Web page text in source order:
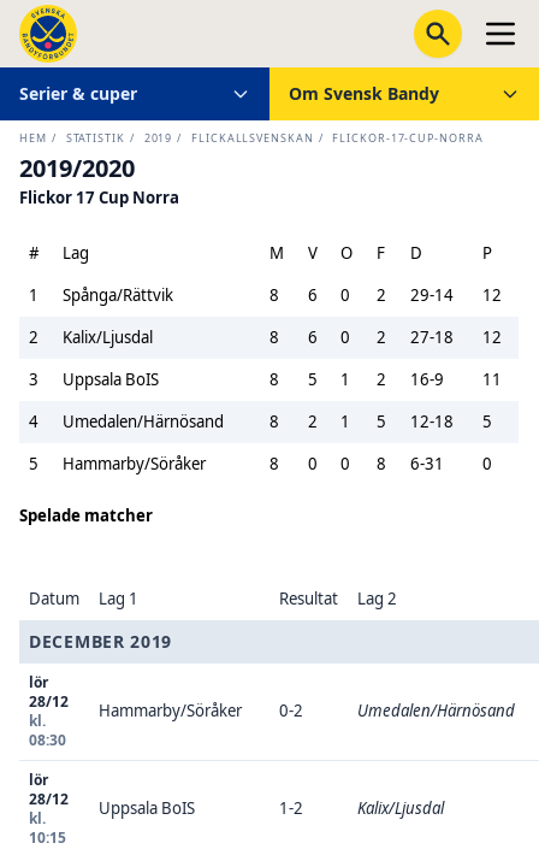
Serier & cuper Om Svensk Bandy
HEM / STATISTIK / 2019 / FLICKALLSVENSKAN / FLICKOR-17-CUP-NORRA
2019/2020
Flickor 17 Cup Norra
# Lag M V O F D
P
1
Spånga/Rättvik 8 6 0 2 29-14
12
2
Kalix/Ljusdal 8 6 0 2 27-18
12
3
Uppsala BoIS 8 5 1 2 16-9
11
4
Umedalen/Härnösand 8 2 1 5 12-18
5
5
Hammarby/Söråker 8 0 0 8 6-31 0
Spelade matcher
Datum Lag 1 Resultat Lag 2
DECEMBER 2019
lör
28/12
kl.
08:30
Hammarby/Söråker 0-2 Umedalen/Härnösand
lör
28/12
kl.
10:15
Uppsala BoIS 1-2 Kalix/Ljusdal